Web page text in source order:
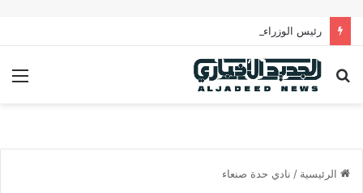
بحث
الرئيسية / نادي حدة صنعاء